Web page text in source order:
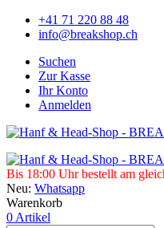
+41 71 220 88 48
info@breakshop.ch
Suchen
Zur Kasse
Ihr Konto
Anmelden
Bis 18:00 Uhr bestellt am
Neu: Whatsapp
Warenkorb
0 Artikel